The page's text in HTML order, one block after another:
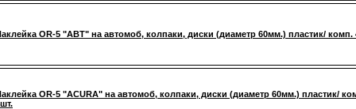
OR-5 "ABT" на автомоб, колпаки, диски (диаметр 60мм.) пластик/ комп.
OR-5 "ACURA" на автомоб, колпаки, диски (диаметр 60мм.) пластик/